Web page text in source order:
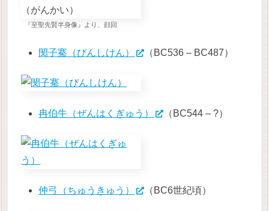
『至聖先賢半身像』より、顔回
閔子騫（びんしけん） （BC536 – BC487）
冉伯牛（ぜんはくぎゅう） （BC544 – ?）
仲弓（ちゅうきゅう） （BC6世紀頃）